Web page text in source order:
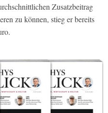
Zusatzbeitrag
zu können, stieg er bereits